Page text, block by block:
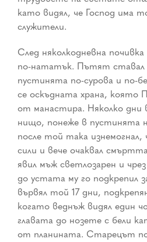
като видял, че Господ има
служители.
След няколкодневна
по-нататък. Пътят ставал
пустинята по-сурова и по-
се оскъдната храна, която
от манастира. Няколко дни
нищо, понеже в пустинята
после той така изнемогнал,
сили и вече очаквал
явил мъж светлозарен и
до устата му го подкрепил
вървял той 17 дни,
когато веднъж видял един
главата до нозете с бели
от планината. Старецът